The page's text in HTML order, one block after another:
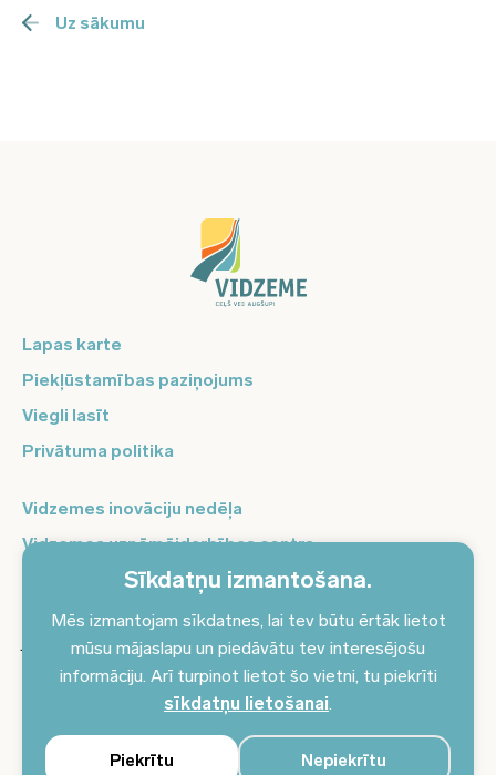
Sīkdatņu izmantošana.
Mēs izmantojam sīkdatnes, lai tev būtu ērtāk lietot
mūsu mājaslapu un piedāvātu tev interesējošu
informāciju. Arī turpinot lietot šo vietni, tu piekrīti
sīkdatņu lietošanai.
Nepiekrītu
Piekrītu
Uz sākumu
Lapas karte
Piekļūstamības paziņojums
Viegli lasīt
Privātuma politika
Vidzemes inovāciju nedēļa
Vidzemes uzņēmējdarbības centrs
Balso Vidzeme
Pierakstieties jaunumiem un saņemiet aktuālākos
jaunumus savā e-pastā!
Pieteikties jaunumiem